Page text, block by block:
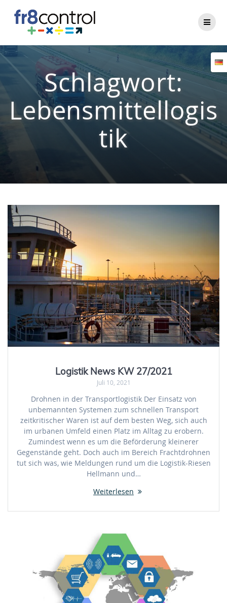
Schlagwort:
Lebensmittellogis
tik
Logistik News KW 27/2021
Juli 10, 2021
Drohnen in der Transportlogistik Der Einsatz von
unbemannten Systemen zum schnellen Transport
zeitkritischer Waren ist auf dem besten Weg, sich auch
im urbanen Umfeld einen Platz im Alltag zu erobern.
Zumindest wenn es um die Beförderung kleinerer
Gegenstände geht. Doch auch im Bereich Frachtdrohnen
tut sich was, wie Meldungen rund um die Logistik-Riesen
Hellmann und…
Weiterlesen